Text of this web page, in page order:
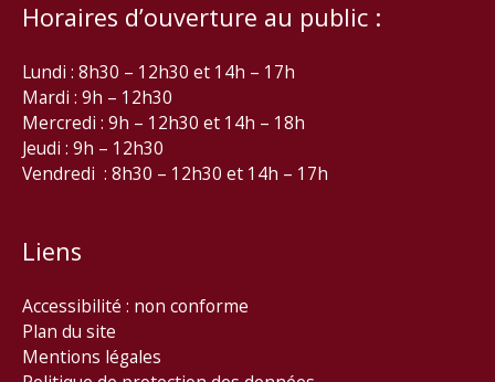
Horaires d’ouverture au public :
Lundi : 8h30 – 12h30 et 14h – 17h
Mardi : 9h – 12h30
Mercredi : 9h – 12h30 et 14h – 18h
Jeudi : 9h – 12h30
Vendredi : 8h30 – 12h30 et 14h – 17h
Liens
Accessibilité : non conforme
Plan du site
Mentions légales